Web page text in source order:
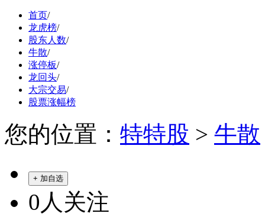
首页/
龙虎榜/
股东人数/
牛散/
涨停板/
龙回头/
大宗交易/
股票涨幅榜
您的位置： 特特股 > 牛散
+ 加自选
0 人关注